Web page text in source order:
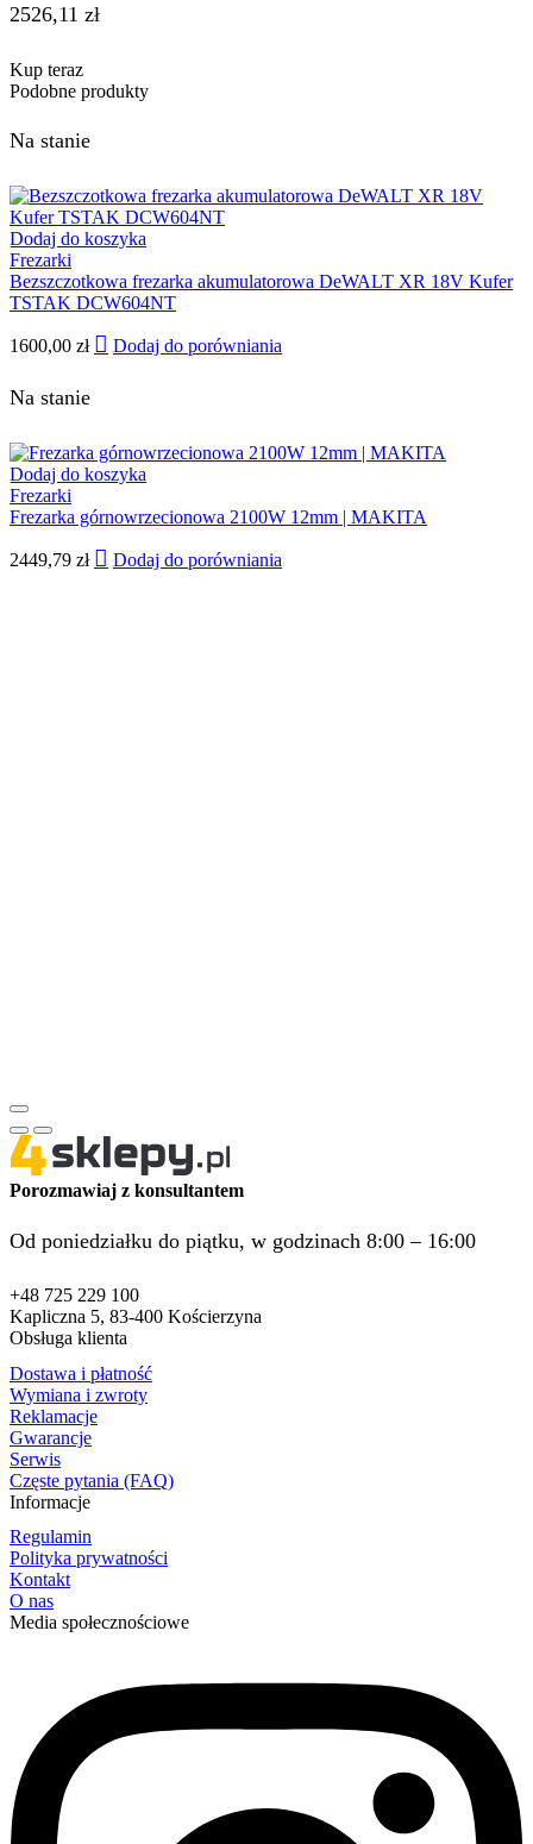
2526,11 zł
Kup teraz
Podobne produkty
Na stanie
Dodaj do koszyka
Frezarki
Bezszczotkowa frezarka akumulatorowa DeWALT XR 18V Kufer
TSTAK DCW604NT
1600,00 zł Dodaj do porówniania
Na stanie
Dodaj do koszyka
Frezarki
Frezarka górnowrzecionowa 2100W 12mm | MAKITA
2449,79 zł Dodaj do porówniania
Porozmawiaj z konsultantem
Od poniedziałku do piątku, w godzinach 8:00 – 16:00
+48 725 229 100
Kapliczna 5, 83-400 Kościerzyna
Obsługa klienta
Dostawa i płatność
Wymiana i zwroty
Reklamacje
Gwarancje
Serwis
Częste pytania (FAQ)
Informacje
Regulamin
Polityka prywatności
Kontakt
O nas
Media społecznościowe